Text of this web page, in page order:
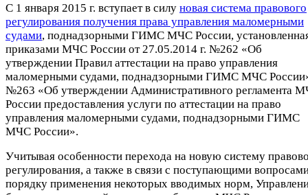
С 1 января 2015 г. вступает в силу новая система правового
регулирования получения права управления маломерными
судами, поднадзорными ГИМС МЧС России,
приказами МЧС России от 27.05.2014 г. №262 «Об
утверждении Правил аттестации на право управления
маломерными судами, поднадзорными ГИМС МЧС
№263 «Об утверждении Административного регламента
России предоставления услуги по аттестации на право
управления маломерными судами, поднадзорными ГИМС
МЧС России».
Учитывая особенности перехода на новую систему
регулирования, а также в связи с поступающими
порядку применения некоторых вводимых норм,